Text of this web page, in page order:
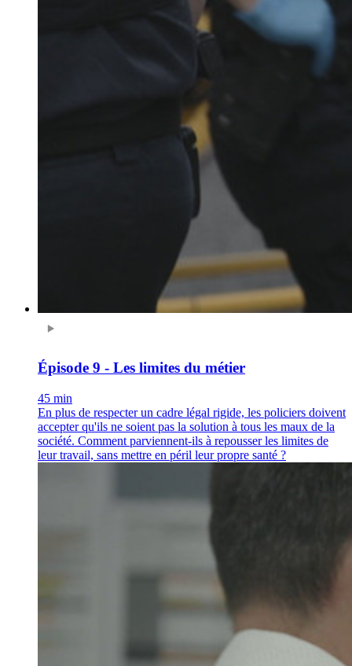
Épisode 9 - Les limites du métier
45 min
En plus de respecter un cadre légal rigide, les policiers doivent
accepter qu'ils ne soient pas la solution à tous les maux de la
société. Comment parviennent-ils à repousser les limites de
leur travail, sans mettre en péril leur propre santé ?